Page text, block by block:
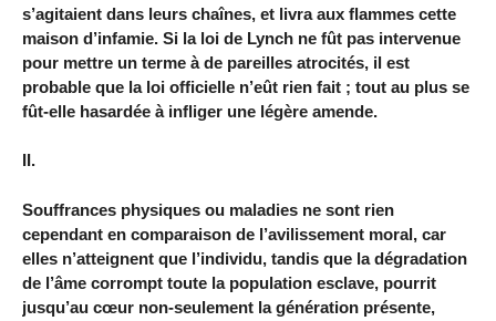
s’agitaient dans leurs chaînes, et livra aux flammes cette
maison d’infamie. Si la loi de Lynch ne fût pas intervenue
pour mettre un terme à de pareilles atrocités, il est
probable que la loi officielle n’eût rien fait ; tout au plus se
fût-elle hasardée à infliger une légère amende.
II.
Souffrances physiques ou maladies ne sont rien
cependant en comparaison de l’avilissement moral, car
elles n’atteignent que l’individu, tandis que la dégradation
de l’âme corrompt toute la population esclave, pourrit
jusqu’au cœur non-seulement la génération présente,